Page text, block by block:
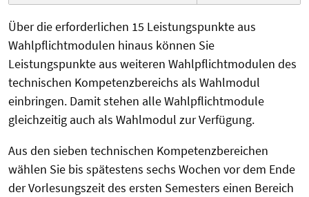
Über die erforderlichen 15 Leistungspunkte aus
Wahlpflichtmodulen hinaus können Sie
Leistungspunkte aus weiteren Wahlpflichtmodulen des
technischen Kompetenzbereichs als Wahlmodul
einbringen. Damit stehen alle Wahlpflichtmodule
gleichzeitig auch als Wahlmodul zur Verfügung.
Aus den sieben technischen Kompetenzbereichen
wählen Sie bis spätestens sechs Wochen vor dem Ende
der Vorlesungszeit des ersten Semesters einen Bereich